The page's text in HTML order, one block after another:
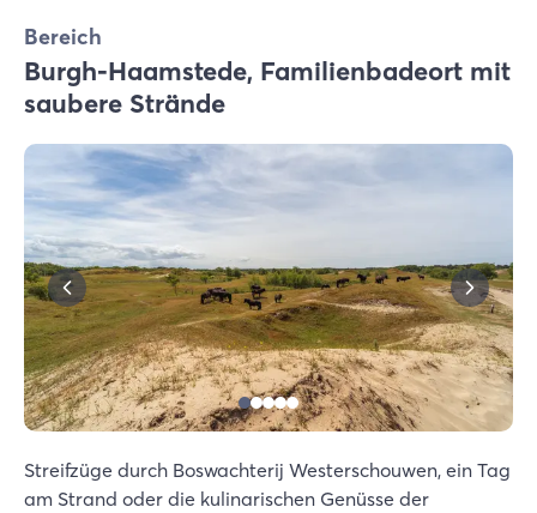
Bereich
Burgh-Haamstede, Familienbadeort mit
saubere Strände
Streifzüge durch Boswachterij Westerschouwen, ein Tag
am Strand oder die kulinarischen Genüsse der